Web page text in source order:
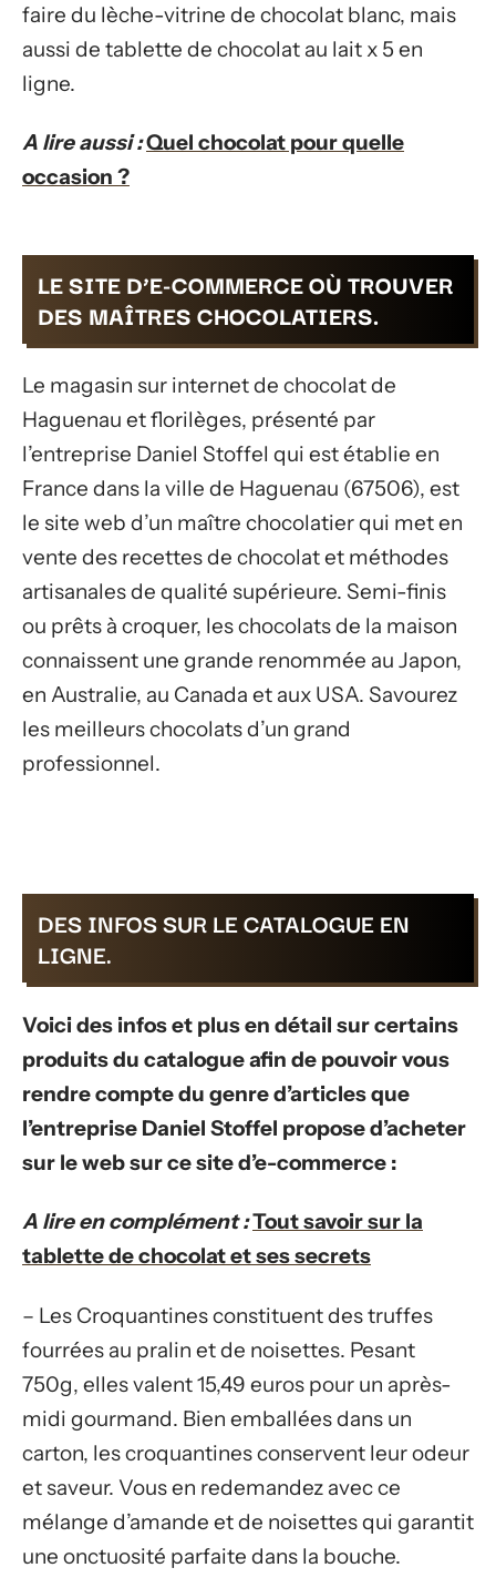
faire du lèche-vitrine de chocolat blanc, mais
aussi de tablette de chocolat au lait x 5 en
ligne.
A lire aussi :Quel chocolat pour quelle
occasion ?
LE SITE D’E-COMMERCE OÙ TROUVER
DES MAÎTRES CHOCOLATIERS.
Le magasin sur internet de chocolat de
Haguenau et florilèges, présenté par
l’entreprise Daniel Stoffel qui est établie en
France dans la ville de Haguenau (67506), est
le site web d’un maître chocolatier qui met en
vente des recettes de chocolat et méthodes
artisanales de qualité supérieure. Semi-finis
ou prêts à croquer, les chocolats de la maison
connaissent une grande renommée au Japon,
en Australie, au Canada et aux USA. Savourez
les meilleurs chocolats d’un grand
professionnel.
DES INFOS SUR LE CATALOGUE EN
LIGNE.
Voici des infos et plus en détail sur certains
produits du catalogue afin de pouvoir vous
rendre compte du genre d’articles que
l’entreprise Daniel Stoffel propose d’acheter
sur le web sur ce site d’e-commerce :
A lire en complément :Tout savoir sur la
tablette de chocolat et ses secrets
– Les Croquantines constituent des truffes
fourrées au pralin et de noisettes. Pesant
750g, elles valent 15,49 euros pour un après-
midi gourmand. Bien emballées dans un
carton, les croquantines conservent leur odeur
et saveur. Vous en redemandez avec ce
mélange d’amande et de noisettes qui garantit
une onctuosité parfaite dans la bouche.